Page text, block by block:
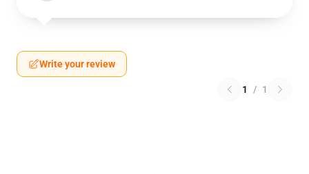
Write your review
1 / 1